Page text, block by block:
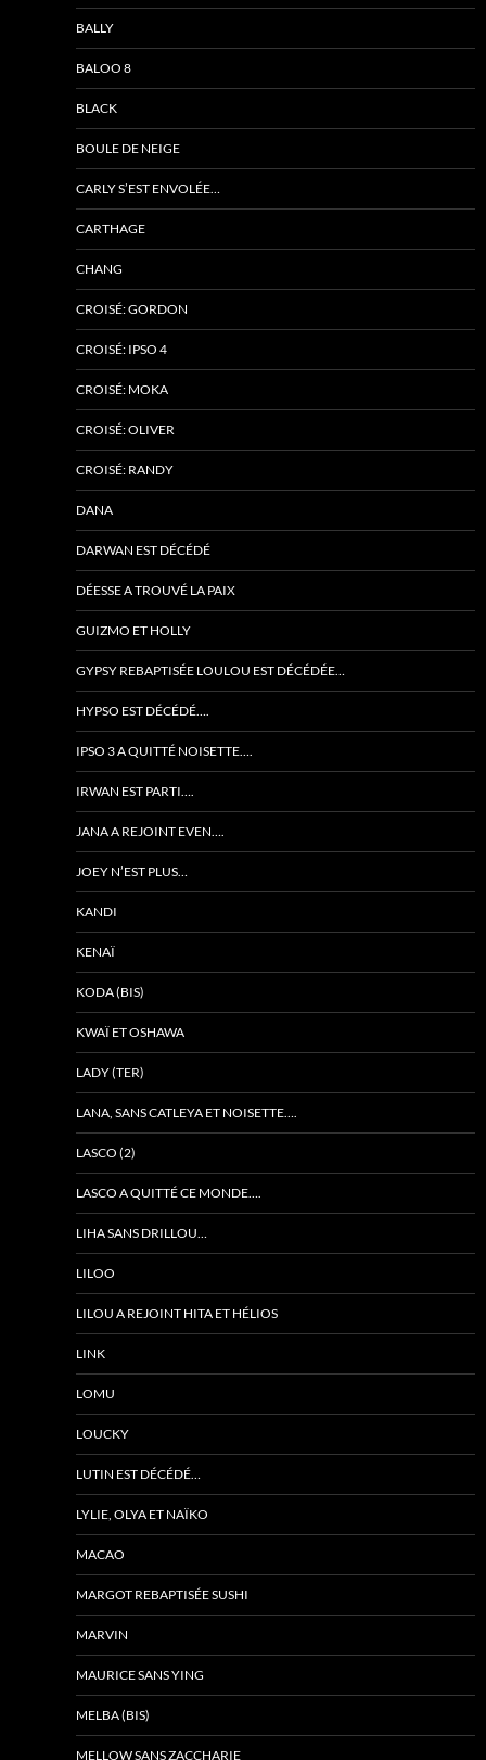
BALLY
BALOO 8
BLACK
BOULE DE NEIGE
CARLY S’EST ENVOLÉE…
CARTHAGE
CHANG
CROISÉ: GORDON
CROISÉ: IPSO 4
CROISÉ: MOKA
CROISÉ: OLIVER
CROISÉ: RANDY
DANA
DARWAN EST DÉCÉDÉ
DÉESSE A TROUVÉ LA PAIX
GUIZMO ET HOLLY
GYPSY REBAPTISÉE LOULOU EST DÉCÉDÉE…
HYPSO EST DÉCÉDÉ….
IPSO 3 A QUITTÉ NOISETTE….
IRWAN EST PARTI….
JANA A REJOINT EVEN….
JOEY N’EST PLUS…
KANDI
KENAÏ
KODA (BIS)
KWAÏ ET OSHAWA
LADY (TER)
LANA, SANS CATLEYA ET NOISETTE….
LASCO (2)
LASCO A QUITTÉ CE MONDE….
LIHA SANS DRILLOU…
LILOO
LILOU A REJOINT HITA ET HÉLIOS
LINK
LOMU
LOUCKY
LUTIN EST DÉCÉDÉ…
LYLIE, OLYA ET NAÏKO
MACAO
MARGOT REBAPTISÉE SUSHI
MARVIN
MAURICE SANS YING
MELBA (BIS)
MELLOW SANS ZACCHARIE